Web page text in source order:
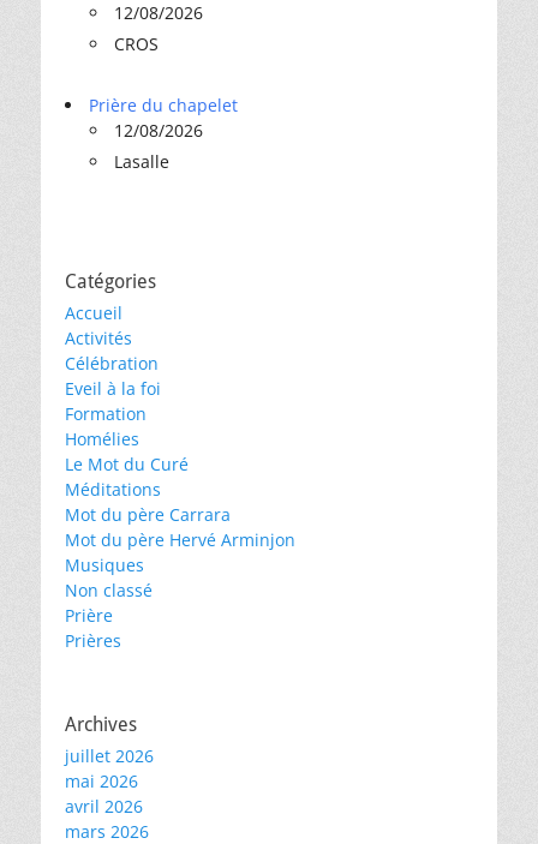
12/08/2026
CROS
Prière du chapelet
12/08/2026
Lasalle
Catégories
Accueil
Activités
Célébration
Eveil à la foi
Formation
Homélies
Le Mot du Curé
Méditations
Mot du père Carrara
Mot du père Hervé Arminjon
Musiques
Non classé
Prière
Prières
Archives
juillet 2026
mai 2026
avril 2026
mars 2026